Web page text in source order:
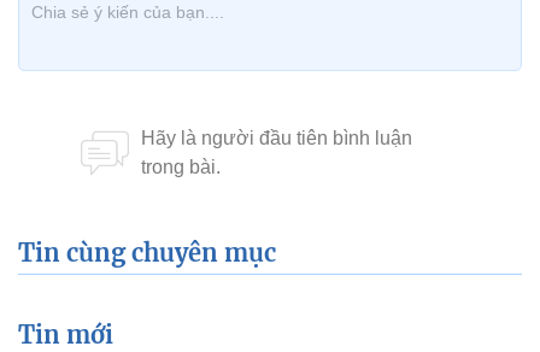
Tin cùng chuyên mục
Tin mới